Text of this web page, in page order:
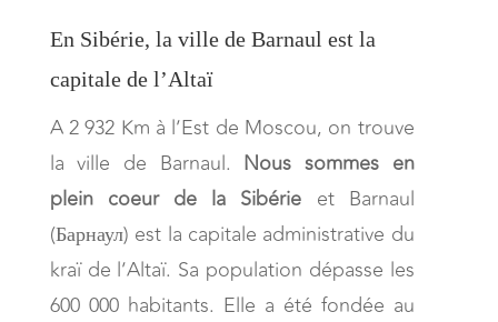
En Sibérie, la ville de Barnaul est la
capitale de l’Altaï
A 2 932 Km à l’Est de Moscou, on trouve
la ville de Barnaul. Nous sommes en
plein coeur de la Sibérie et Barnaul
(Барнаул) est la capitale administrative du
kraï de l’Altaï. Sa population dépasse les
600 000 habitants. Elle a été fondée au